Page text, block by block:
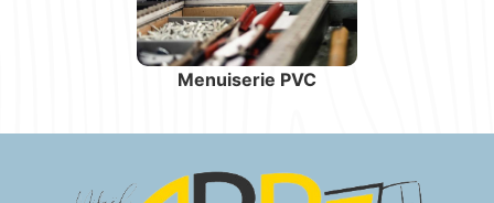
Menuiserie PVC